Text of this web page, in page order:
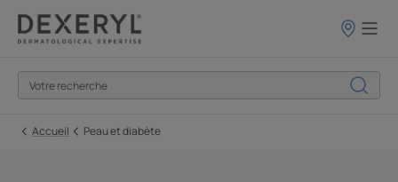
Points
Accueil Peau et diabète